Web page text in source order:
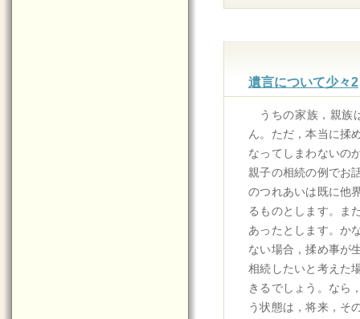
遺言について少々2
うちの家族，親族
ん。ただ，本当に揉
なってしまわないの
親子の相続の例でお
のつれあいは既に他
るものとします。ま
あったとします。か
ない場合，揉め事が
相続したいと考えた
きるでしょう。なら
う状態は，将来，そ